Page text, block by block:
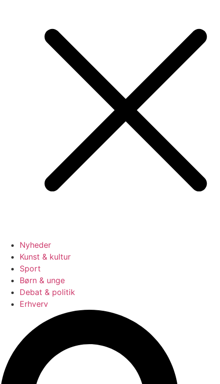
Nyheder
Kunst & kultur
Sport
Børn & unge
Debat & politik
Erhverv